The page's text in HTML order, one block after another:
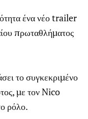
ένα νέο trailer
πρωταθλήματος
το συγκεκριμένο
με τον Nico
ρόλο.